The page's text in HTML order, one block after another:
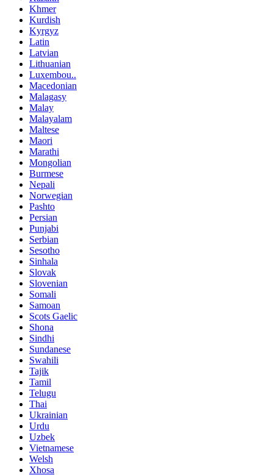
Khmer
Kurdish
Kyrgyz
Latin
Latvian
Lithuanian
Luxembou..
Macedonian
Malagasy
Malay
Malayalam
Maltese
Maori
Marathi
Mongolian
Burmese
Nepali
Norwegian
Pashto
Persian
Punjabi
Serbian
Sesotho
Sinhala
Slovak
Slovenian
Somali
Samoan
Scots Gaelic
Shona
Sindhi
Sundanese
Swahili
Tajik
Tamil
Telugu
Thai
Ukrainian
Urdu
Uzbek
Vietnamese
Welsh
Xhosa